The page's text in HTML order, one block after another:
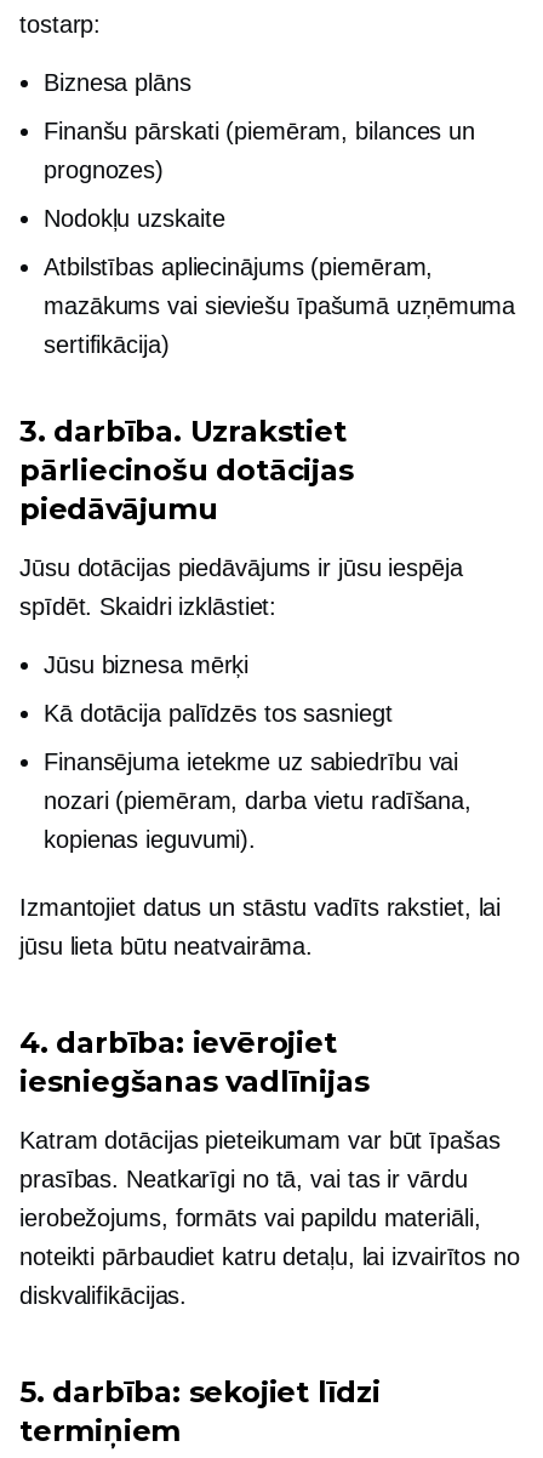
tostarp:
Biznesa plāns
Finanšu pārskati (piemēram, bilances un
prognozes)
Nodokļu uzskaite
Atbilstības apliecinājums (piemēram,
mazākums vai sieviešu īpašumā uzņēmuma
sertifikācija)
3. darbība. Uzrakstiet
pārliecinošu dotācijas
piedāvājumu
Jūsu dotācijas piedāvājums ir jūsu iespēja
spīdēt. Skaidri izklāstiet:
Jūsu biznesa mērķi
Kā dotācija palīdzēs tos sasniegt
Finansējuma ietekme uz sabiedrību vai
nozari (piemēram, darba vietu radīšana,
kopienas ieguvumi).
Izmantojiet datus un stāstu vadītsrakstiet, lai
jūsu lieta būtu neatvairāma.
4. darbība: ievērojiet
iesniegšanas vadlīnijas
Katram dotācijas pieteikumam var būt īpašas
prasības. Neatkarīgi no tā, vai tas ir vārdu
ierobežojums, formāts vai papildu materiāli,
noteikti pārbaudiet katru detaļu, lai izvairītos no
diskvalifikācijas.
5. darbība: sekojiet līdzi
termiņiem